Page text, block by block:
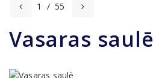
1 / 55
Vasaras saulē